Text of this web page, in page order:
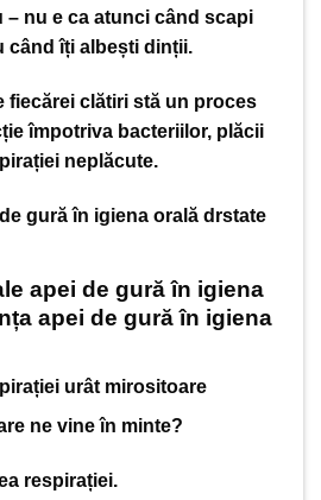
– nu e ca atunci când scapi
când îți albești dinții.
fiecărei clătiri stă un proces
împotriva bacteriilor, plăcii
neplăcute.
apei de gură în igiena
apei de gură în igiena
urât mirositoare
ne vine în minte?
respirației.